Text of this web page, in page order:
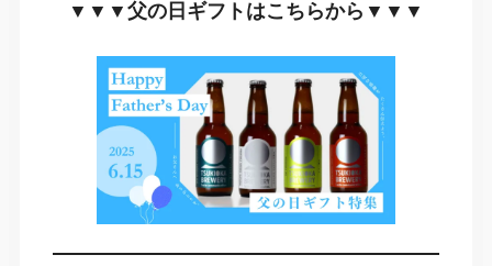
▼▼▼父の日ギフトはこちらから▼▼▼